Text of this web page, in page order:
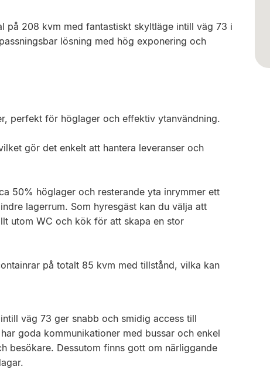
på 208 kvm med fantastiskt skyltläge intill väg 73 i
lösning med hög exponering och
perfekt för höglager och effektiv ytanvändning.
gör det enkelt att hantera leveranser och
50% höglager och resterande yta inrymmer ett
lagerrum. Som hyresgäst kan du välja att
utom WC och kök för att skapa en stor
på totalt 85 kvm med tillstånd, vilka kan
väg 73 ger snabb och smidig access till
goda kommunikationer med bussar och enkel
besökare. Dessutom finns gott om närliggande